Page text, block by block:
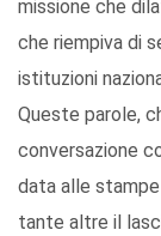
missione che
che riempiva di
istituzioni
Queste parole,
conversazione
data alle
tante altre il